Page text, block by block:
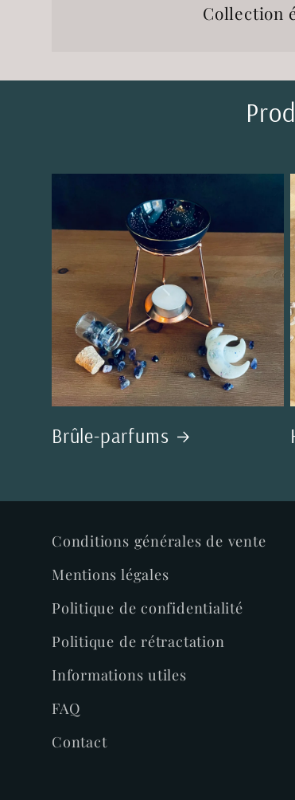
Collection
Brûle-parfums
Conditions générales de vente
Mentions légales
Politique de confidentialité
Politique de rétractation
Informations utiles
FAQ
Contact